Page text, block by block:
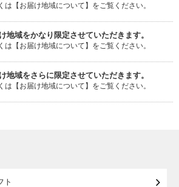
は【お届け地域について】をご覧ください。
地域をかなり限定させていただきます。
は【お届け地域について】をご覧ください。
地域をさらに限定させていただきます。
は【お届け地域について】をご覧ください。
ト